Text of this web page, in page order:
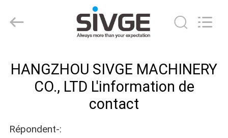
PRODUITS
SIVGE
MACHINERY
HANGZHOU SIVGE MACHINERY
CO., LTD L'information de
contact
Répondent-: